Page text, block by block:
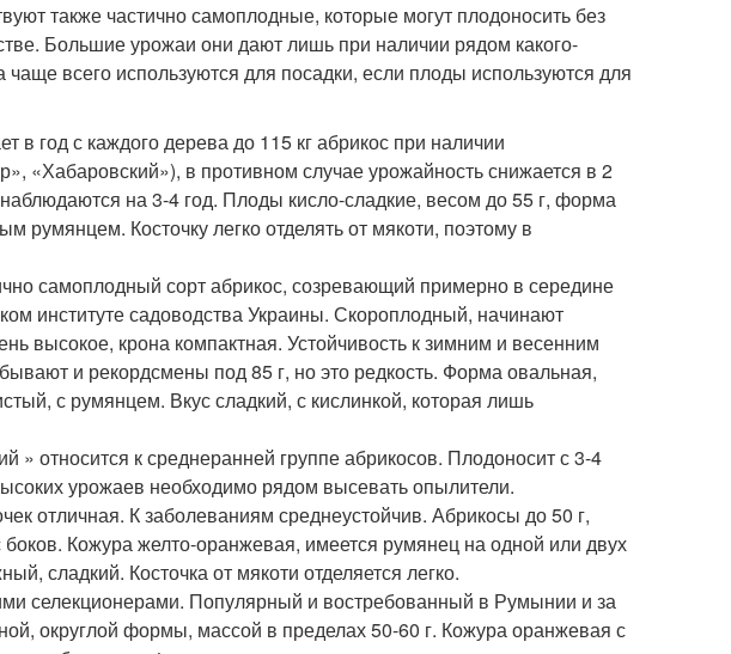
также частично самоплодные, которые могут плодоносить без
Большие урожаи они дают лишь при наличии рядом какого-
всего используются для посадки, если плоды используются для
в год с каждого дерева до 115 кг абрикос при наличии
«Хабаровский»), в противном случае урожайность снижается в 2
на 3-4 год. Плоды кисло-сладкие, весом до 55 г, форма
румянцем. Косточку легко отделять от мякоти, поэтому в
самоплодный сорт абрикос, созревающий примерно в середине
институте садоводства Украины. Скороплодный, начинают
высокое, крона компактная. Устойчивость к зимним и весенним
и рекордсмены под 85 г, но это редкость. Форма овальная,
с румянцем. Вкус сладкий, с кислинкой, которая лишь
» относится к среднеранней группе абрикосов. Плодоносит с 3-4
урожаев необходимо рядом высевать опылители.
отличная. К заболеваниям среднеустойчив. Абрикосы до 50 г,
Кожура желто-оранжевая, имеется румянец на одной или двух
сладкий. Косточка от мякоти отделяется легко.
селекционерами. Популярный и востребованный в Румынии и за
округлой формы, массой в пределах 50-60 г. Кожура оранжевая с